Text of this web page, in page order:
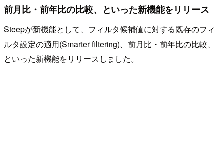
前月比・前年比の比較、といった新機能をリリース
Steepが新機能として、フィルタ候補値に対する既存のフィ
ルタ設定の適用(Smarter filtering)、前月比・前年比の比較、
といった新機能をリリースしました。